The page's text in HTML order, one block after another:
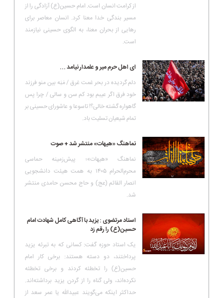
از کرامت انسان است. امام حسین(ع) آزادگی را از
مسیر بندگی خدا معنا کرد. انسان معاصر برای
رهایی از بحران معنا، به الگوی حسینی نیازمند
است.
ای اهل حرم میر و علمدار نیامد ...
دلم گردیده در بحر غمت غرق / مَنِه بین منو فرزند
خود فرق اگر عیبم بود کم سن و سالی / چرا پس
گاهواره گشته خالی؟! تاسوعا و عاشورای حسینی بر
تمام شیعیان تسلیت باد.
نماهنگ «هیهات» منتشر شد + صوت
نماهنگ «هیهات»؛ پیش‌زمینه حماسی
محرم‌الحرام ۱۴۰۵ به همت هیئت دانشجویی
انصار القائم (عج) و حاج محسن حامدی منتشر
شد.
استاد مرتضوی : یزید با آگاهی کامل شهادت امام
حسین(ع) را رقم زد
یک استاد حوزه گفت: کسانی که به تبرئه یزید
پرداختند، دو دسته هستند: برخی کار امام
حسین(ع) را تخطئه کردند و برخی تخطئه
نکرده‌اند، ولی گناه را از گردن یزید برداشته‌اند.
حداکثر اینکه می‌گویند عبیدالله یا عمر سعد از